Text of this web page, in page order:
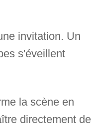
invitation. Un
s'éveillent
la scène en
directement de